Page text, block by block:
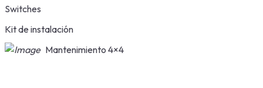
Switches
Kit de instalación
Mantenimiento 4×4